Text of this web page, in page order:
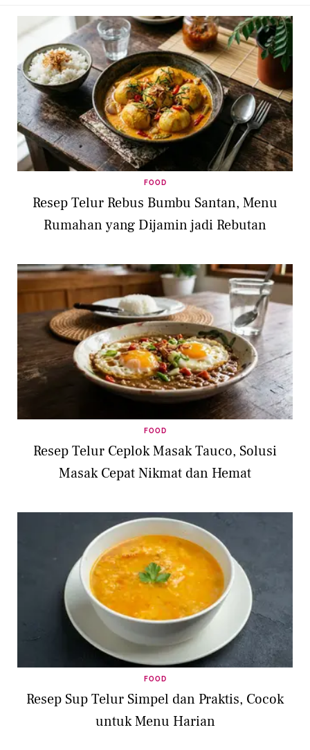
FOOD
Resep Telur Rebus Bumbu Santan, Menu
Rumahan yang Dijamin jadi Rebutan
FOOD
Resep Telur Ceplok Masak Tauco, Solusi
Masak Cepat Nikmat dan Hemat
FOOD
Resep Sup Telur Simpel dan Praktis, Cocok
untuk Menu Harian